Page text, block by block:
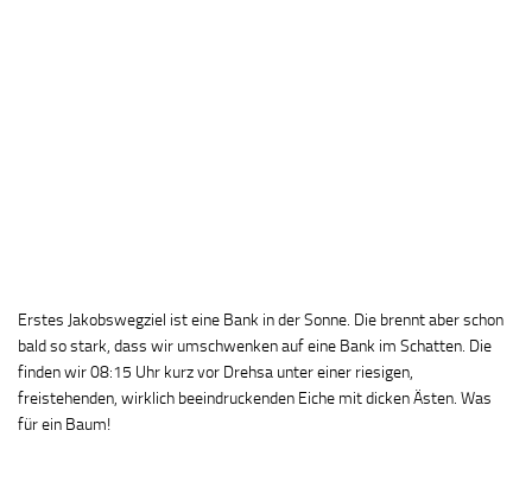
Erstes Jakobswegziel ist eine Bank in der Sonne. Die brennt aber schon
bald so stark, dass wir umschwenken auf eine Bank im Schatten. Die
finden wir 08:15 Uhr kurz vor Drehsa unter einer riesigen,
freistehenden, wirklich beeindruckenden Eiche mit dicken Ästen. Was
für ein Baum!